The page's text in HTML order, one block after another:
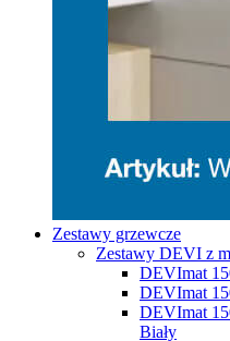
Zestawy grzewcze
Zestawy DEVI z
DEVImat
DEVImat
DEVImat
Biały